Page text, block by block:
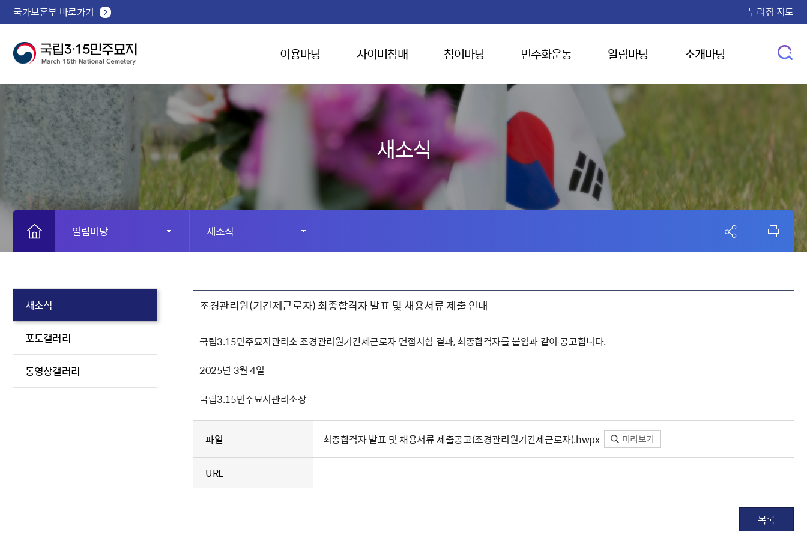
국가보훈부 바로가기 누리집 지도
이용마당 사이버참배 참여마당 민주화운동 알림마당 소개마당
새소식
알림마당 새소식
새소식
포토갤러리
동영상갤러리
조경관리원(기간제근로자) 최종합격자 발표 및 채용서류 제출 안내
국립3.15민주묘지관리소 조경관리원기간제근로자 면접시험 결과, 최종합격자를 붙임과 같이 공고합니다.
2025년 3월 4일
국립3.15민주묘지관리소장
파일 최종합격자 발표 및 채용서류 제출공고(조경관리원기간제근로자).hwpx 미리보기
URL
목록